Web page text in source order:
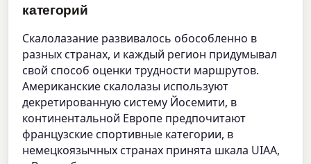
категорий
Скалолазание развивалось обособленно в
разных странах, и каждый регион придумывал
свой способ оценки трудности маршрутов.
Американские скалолазы используют
декретированную систему Йосемити, в
континентальной Европе предпочитают
французские спортивные категории, в
немецкоязычных странах принята шкала UIAA,